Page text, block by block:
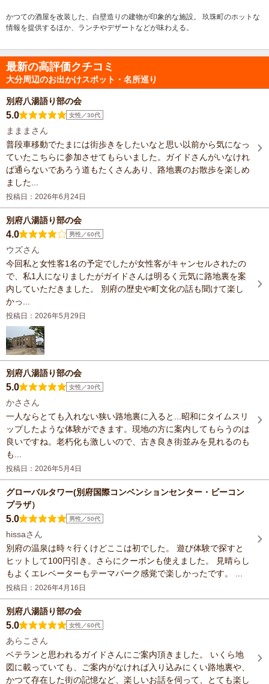
かつての酒屋を改装した、白壁造りの建物が印象的な施設。 玖珠町のホットな
情報を提供するほか、ランチやデザートなどが味わえる。
最新の高評価クチコミ
大分周辺のお出かけスポット・名所巡り
別府八湯語り部の会
5.0 女性／30代
まままさん
普段車移動でたまには街歩きをしたいなと思い以前から気になっ
ていたこちらに参加させてもらいました。ガイドさんがいなけれ
ば通らないであろう道もたくさんあり、路地裏のお散歩を楽しめ
ました...
投稿日：2026年6月24日
別府八湯語り部の会
4.0 男性／60代
ウズさん
今回私と女性客1名の予定でしたが女性客がキャンセルされたの
で、私1人になりましたがガイドさんは明るく元気に路地裏を案
内していただきました。 別府の歴史や町文化の話も聞けて楽し
かっ...
投稿日：2026年5月29日
別府八湯語り部の会
5.0 女性／30代
かささん
一人ならとても入れない狭い路地裏に入ると...昭和にタイムスリ
ップしたような体験ができます。現地の方に案内してもらうのは
良いですね。老朽化も激しいので、古き良き街並みを見れるのも
も...
投稿日：2026年5月4日
グローバルタワー(別府国際コンベンションセンター・ビーコン
プラザ）
5.0 男性／50代
hissaさん
別府の温泉は時々行くけどここは初でした。 遊び体験で探すと
ヒットして100円引き。さらにクーポンも使えました。 見晴らし
もよくエレベーターもテーマパーク感覚で楽しかったです。 ...
投稿日：2026年4月16日
別府八湯語り部の会
5.0 女性／60代
あらこさん
ベテランと思われるガイドさんにご案内頂きました。 いくら地
図に載っていても、ご案内がなければ入り込みにくい路地裏や、
かつて存在した街の記憶など、楽しいお話を伺って、とても楽し